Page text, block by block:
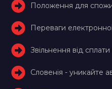
Положення для
Переваги
Звільнення від сплати
Словенія - уникайте